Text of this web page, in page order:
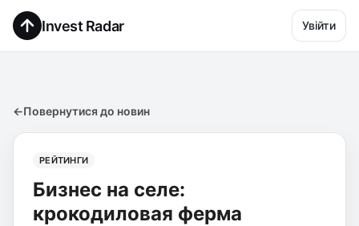
Invest Radar Увійти
←Повернутися до новин
РЕЙТИНГИ
Бизнес на селе:
крокодиловая ферма